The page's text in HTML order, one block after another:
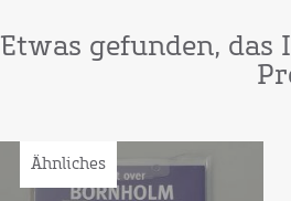
Etwas gefunden, das
Ähnliches